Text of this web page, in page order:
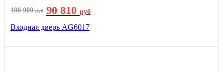
100 900руб 90 810 руб
Входная дверь AG6017